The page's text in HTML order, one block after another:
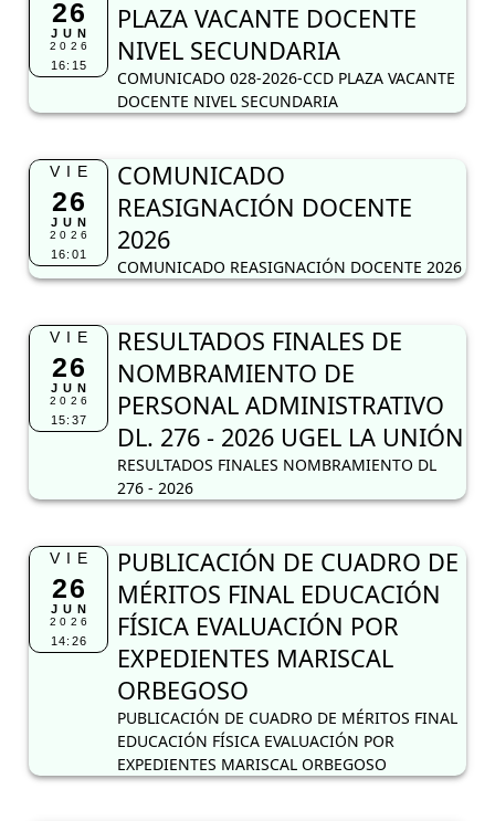
26
JUN
2026
16:15
PLAZA VACANTE DOCENTE
NIVEL SECUNDARIA
COMUNICADO 028-2026-CCD PLAZA VACANTE
DOCENTE NIVEL SECUNDARIA
VIE
26
JUN
2026
16:01
COMUNICADO
REASIGNACIÓN DOCENTE
2026
COMUNICADO REASIGNACIÓN DOCENTE 2026
VIE
26
JUN
2026
15:37
RESULTADOS FINALES DE
NOMBRAMIENTO DE
PERSONAL ADMINISTRATIVO
DL. 276 - 2026 UGEL LA UNIÓN
RESULTADOS FINALES NOMBRAMIENTO DL
276 - 2026
VIE
26
JUN
2026
14:26
PUBLICACIÓN DE CUADRO DE
MÉRITOS FINAL EDUCACIÓN
FÍSICA EVALUACIÓN POR
EXPEDIENTES MARISCAL
ORBEGOSO
PUBLICACIÓN DE CUADRO DE MÉRITOS FINAL
EDUCACIÓN FÍSICA EVALUACIÓN POR
EXPEDIENTES MARISCAL ORBEGOSO